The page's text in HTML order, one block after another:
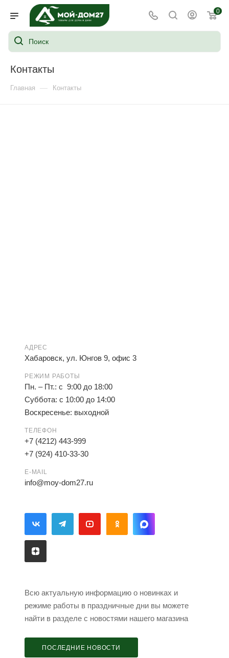
0
Контакты
Главная — Контакты
АДРЕС
Хабаровск, ул. Юнгов 9, офис 3
РЕЖИМ РАБОТЫ
Пн. – Пт.: с 9:00 до 18:00
Суббота: с 10:00 до 14:00
Воскресенье: выходной
ТЕЛЕФОН
+7 (4212) 443-999
+7 (924) 410-33-30
E-MAIL
info@moy-dom27.ru
Всю актуальную информацию о новинках и
режиме работы в праздничные дни вы можете
найти в разделе с новостями нашего магазина
ПОСЛЕДНИЕ НОВОСТИ